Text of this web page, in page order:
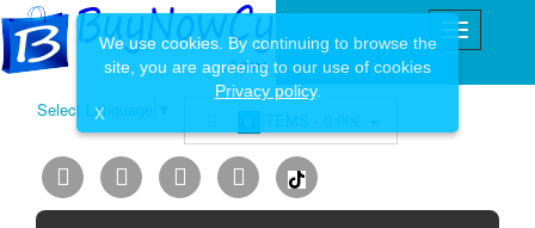
Select Language
0 ITEMS - 0.00€
We use cookies. By continuing to browse the
site, you are agreeing to our use of cookies
Privacy policy.
X